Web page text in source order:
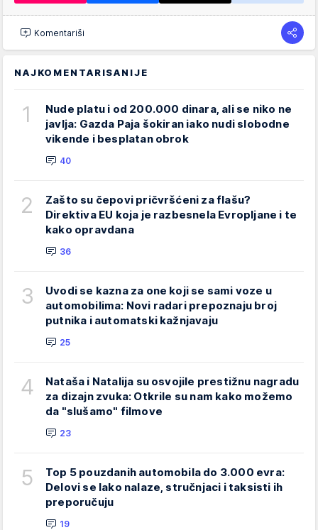
Komentariši
NAJKOMENTARISANIJE
1
Nude platu i od 200.000 dinara, ali se niko ne
javlja: Gazda Paja šokiran iako nudi slobodne
vikende i besplatan obrok
40
2
Zašto su čepovi pričvršćeni za flašu?
Direktiva EU koja je razbesnela Evropljane i te
kako opravdana
36
3
Uvodi se kazna za one koji se sami voze u
automobilima: Novi radari prepoznaju broj
putnika i automatski kažnjavaju
25
4
Nataša i Natalija su osvojile prestižnu nagradu
za dizajn zvuka: Otkrile su nam kako možemo
da "slušamo" filmove
23
5
Top 5 pouzdanih automobila do 3.000 evra:
Delovi se lako nalaze, stručnjaci i taksisti ih
preporučuju
19